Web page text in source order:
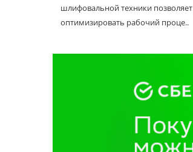
шлифовальной техники позволяет
оптимизировать рабочий проце..